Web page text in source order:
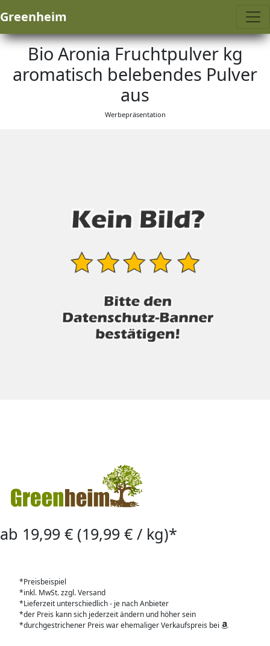
Greenheim
Bio Aronia Fruchtpulver kg
aromatisch belebendes Pulver
aus
Werbepräsentation
ab 19,99 € (19,99 € / kg)*
*Preisbeispiel
*inkl. MwSt. zzgl. Versand
*Lieferzeit unterschiedlich - je nach Anbieter
*der Preis kann sich jederzeit ändern und höher sein
*durchgestrichener Preis war ehemaliger Verkaufspreis bei